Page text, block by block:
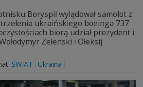
Boryspil wylądował samolot z
ukraińskiego boeinga 737
biorą udział prezydent i
Zełenski i Ołeksij
ŚWIAT Ukraina